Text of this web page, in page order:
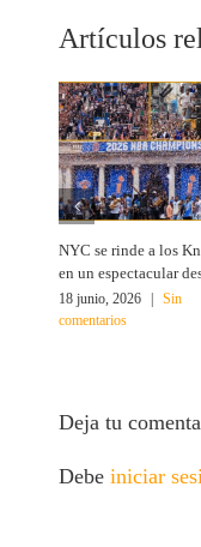
Artículos
NYC se rinde a los
en un espectacular
18 junio, 2026
Sin
comentarios
Deja tu
Debeiniciar